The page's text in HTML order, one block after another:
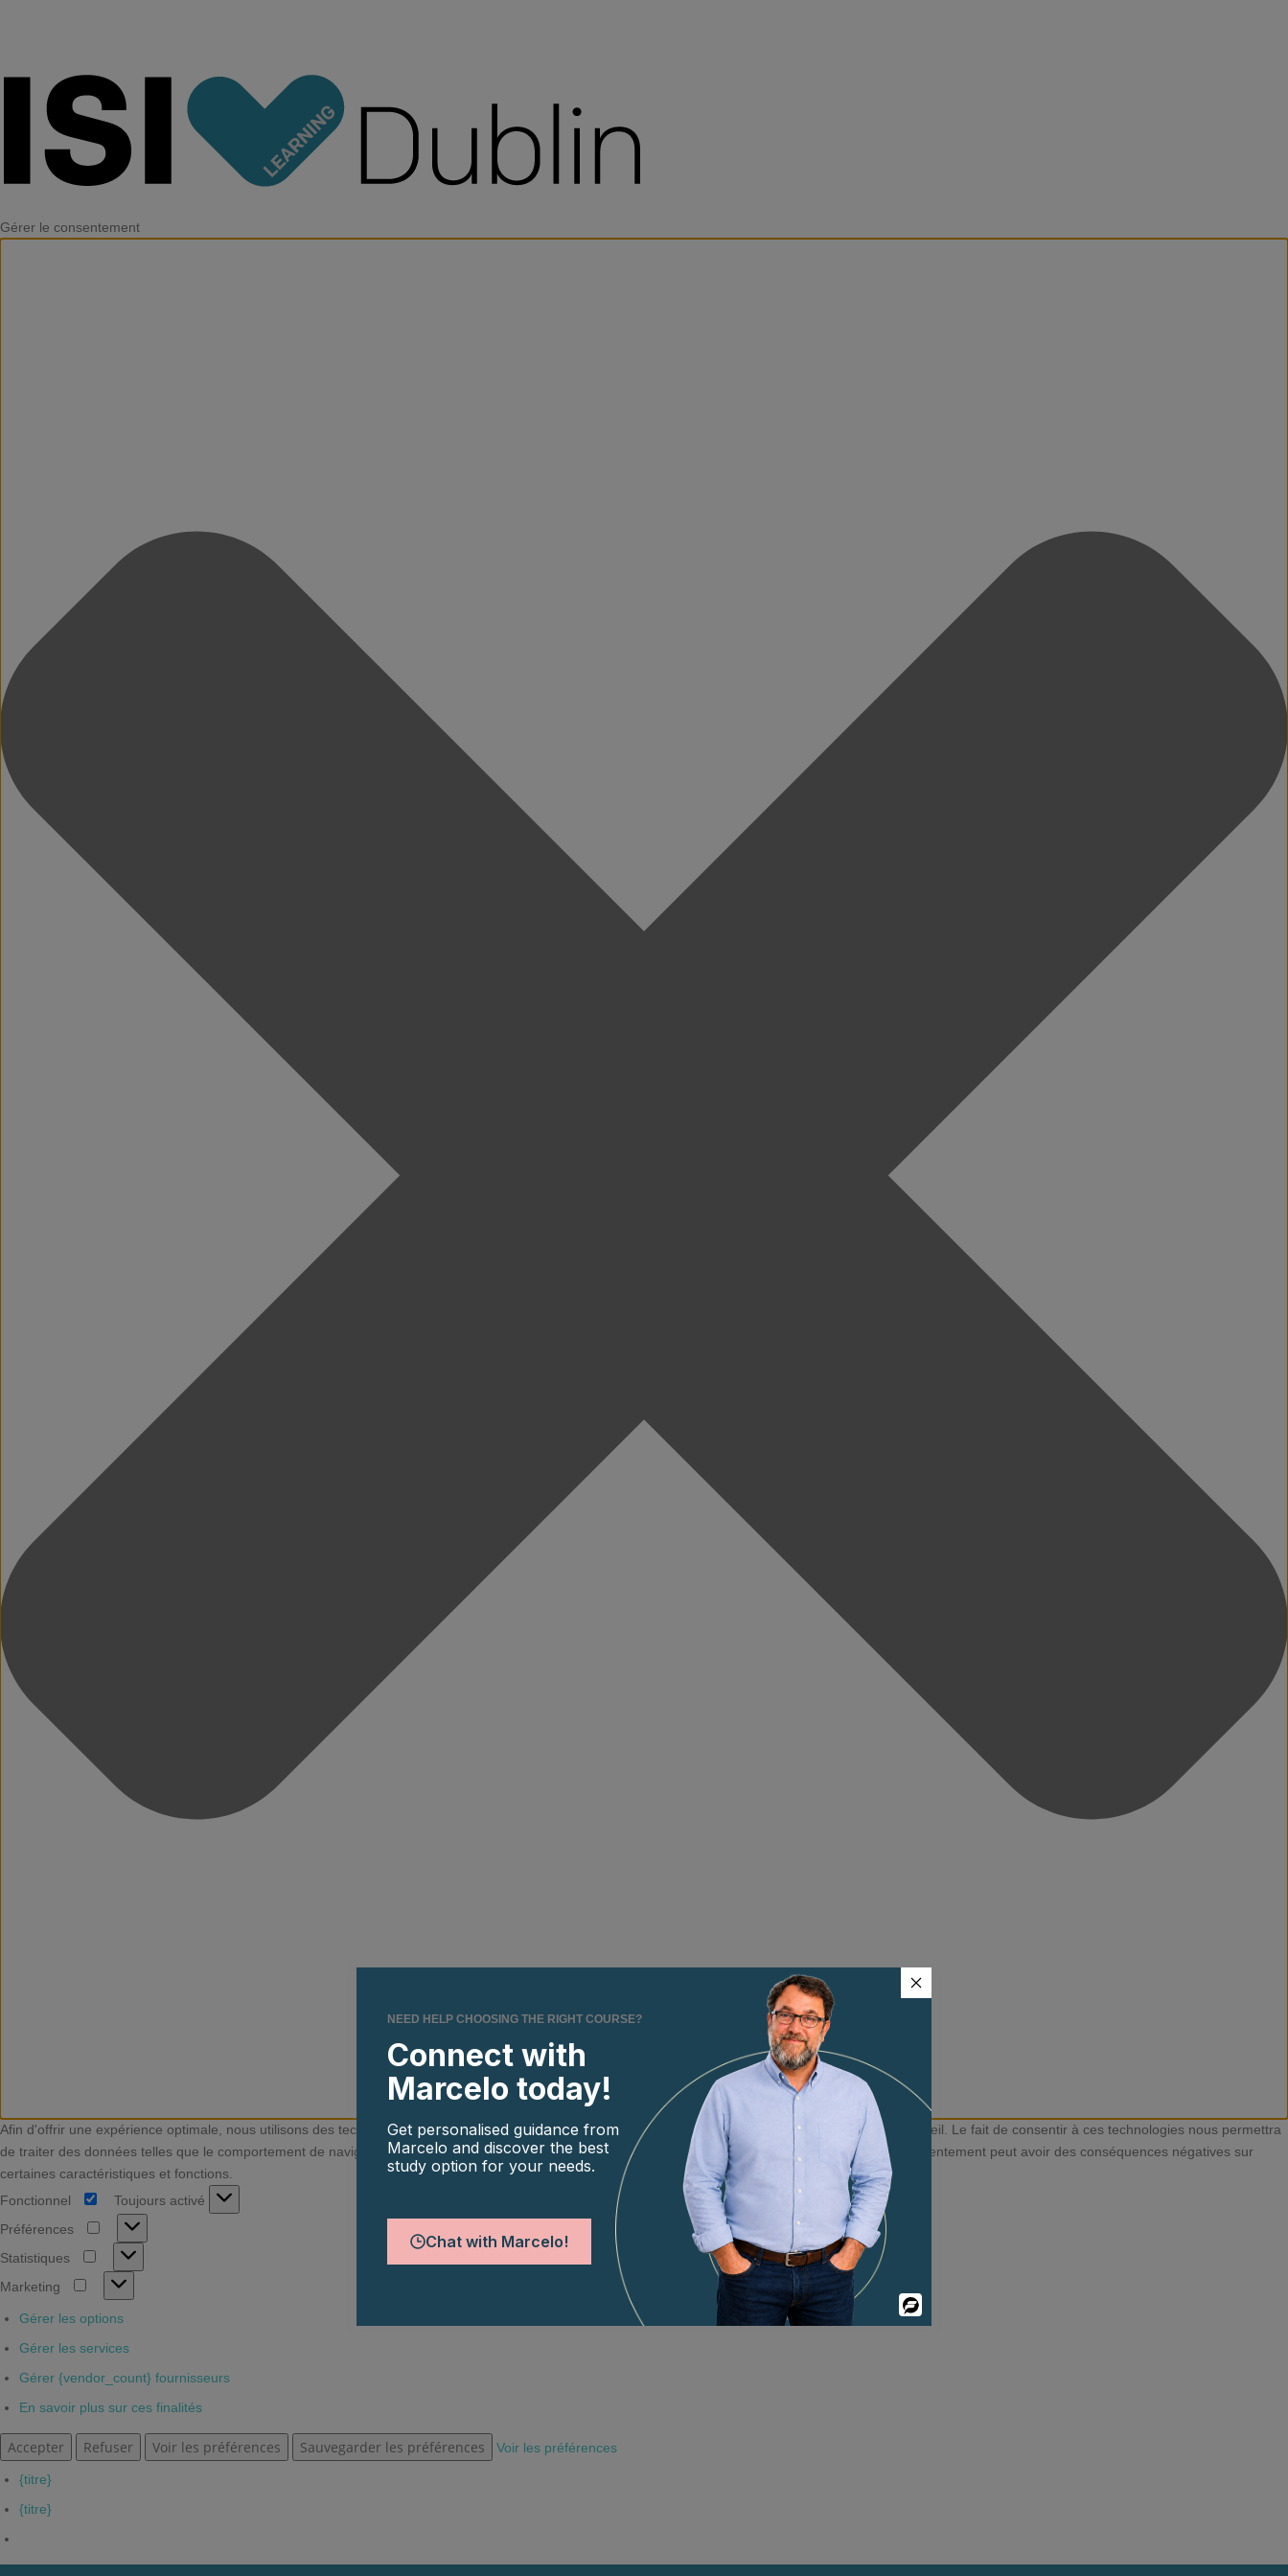
Gérer le consentement
Afin d'offrir une expérience optimale, nous utilisons des technologies telles que les cookies pour stocker et/ou accéder aux informations relatives à l'appareil. Le fait de consentir à ces technologies nous permettra
de traiter des données telles que le comportement de navigation ou des identifiants uniques sur ce site. Le fait de ne pas consentir ou de retirer son consentement peut avoir des conséquences négatives sur
certaines caractéristiques et fonctions.
Fonctionnel
Fonctionnel
Toujours activé
Préférences
Préférences
Statistiques
Statistiques
Marketing
Marketing
Gérer les options
Gérer les services
Gérer {vendor_count} fournisseurs
En savoir plus sur ces finalités
Accepter Refuser Voir les préférences Sauvegarder les préférences Voir les préférences
{titre}
{titre}
NEED HELP CHOOSING THE RIGHT COURSE?
Connect with
Marcelo today!
Get personalised guidance from
Marcelo and discover the best
study option for your needs.
Chat with Marcelo!
Powered
By